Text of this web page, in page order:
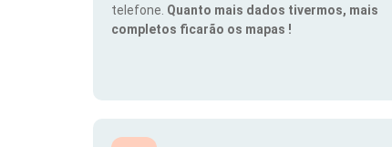
telefone. Quanto mais dados tivermos, mais
completos ficarão os mapas !